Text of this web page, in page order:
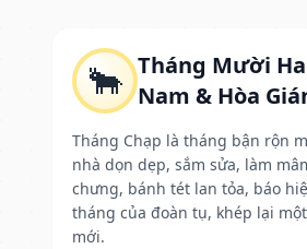
🐂 Tháng Mười
Nam & Hòa
Tháng Chạp là tháng bận rộn
nhà dọn dẹp, sắm sửa, làm
chưng, bánh tét lan tỏa, báo
tháng của đoàn tụ, khép lại
mới.